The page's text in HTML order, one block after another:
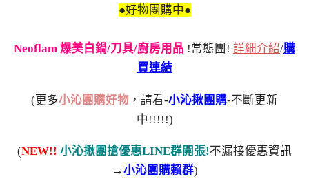
●好物團購中●
Neoflam 爆美白鍋/刀具/廚房用品 !常態團! 詳細介紹/購
買連結
(更多小沁團購好物 ，請看-小沁揪團購-不斷更新
中!!!!!)
(NEW!! 小沁揪團搶優惠LINE群開張!不漏接優惠資訊
→小沁團購賴群)